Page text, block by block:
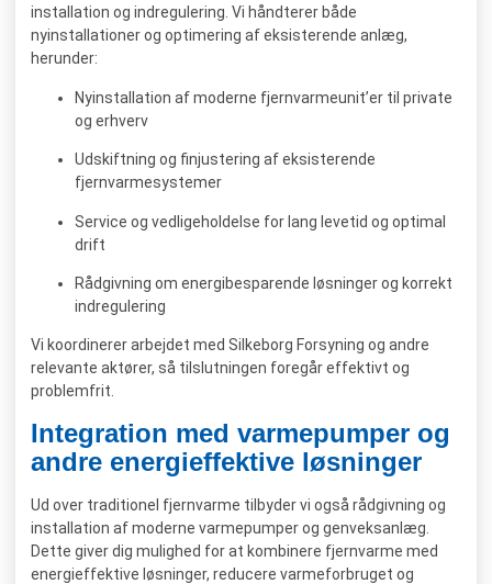
installation og indregulering. Vi håndterer både
nyinstallationer og optimering af eksisterende anlæg,
herunder:
Nyinstallation af moderne fjernvarmeunit’er til private
og erhverv
Udskiftning og finjustering af eksisterende
fjernvarmesystemer
Service og vedligeholdelse for lang levetid og optimal
drift
Rådgivning om energibesparende løsninger og korrekt
indregulering
Vi koordinerer arbejdet med Silkeborg Forsyning og andre
relevante aktører, så tilslutningen foregår effektivt og
problemfrit.
Integration med varmepumper og
andre energieffektive løsninger
Ud over traditionel fjernvarme tilbyder vi også rådgivning og
installation af moderne varmepumper og genveksanlæg.
Dette giver dig mulighed for at kombinere fjernvarme med
energieffektive løsninger, reducere varmeforbruget og